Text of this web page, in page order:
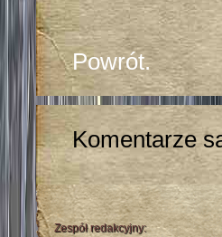
Powrót.
Komentarze
Zespół redakcyjny: